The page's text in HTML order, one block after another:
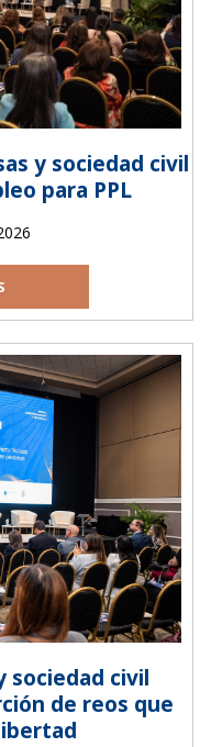
y sociedad civil
para PPL
sociedad civil
de reos que